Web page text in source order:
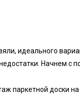
идеального
Начнем с
паркетной доски